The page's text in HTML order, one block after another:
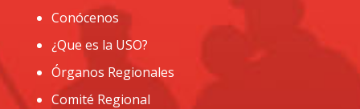
Conócenos
¿Que es la USO?
Órganos Regionales
Comité Regional